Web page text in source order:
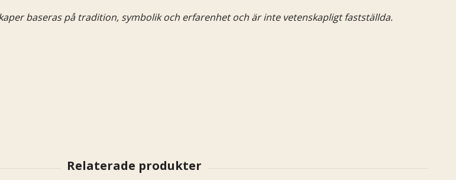
baseras på tradition, symbolik och erfarenhet och är inte vetenskapligt fastställda.